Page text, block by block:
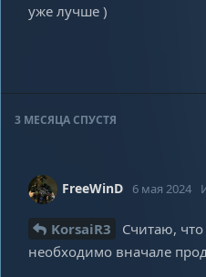
уже лучше )
3 МЕСЯЦА СПУСТЯ
FreeWinD 6 мая 2024
KorsaiR3
Считаю,
необходимо вначале